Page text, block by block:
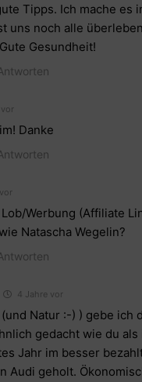
Tipps. Ich mache es
uns noch alle
Gesundheit!
Danke
Werbung (Affiliate
Natascha Wegelin?
4 Jahre vor
Natur :-) ) gebe ich
gedacht wie du
Jahr im besser
Audi geholt.